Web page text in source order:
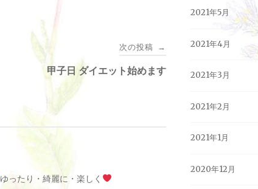
次の投稿 →
甲子日 ダイエット始めます
ゆったり・綺麗に・楽しく
2021年5月
2021年4月
2021年3月
2021年2月
2021年1月
2020年12月